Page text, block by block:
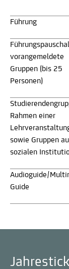
Führung
vorangemeldete
Gruppen (bis 25
Personen)
Rahmen einer
sowie Gruppen
sozialen
Audioguide/
Guide